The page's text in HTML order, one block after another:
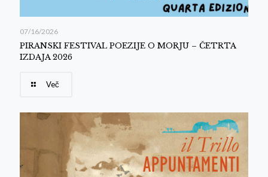
07/16/2026
PIRANSKI FESTIVAL POEZIJE O MORJU – ČETRTA
IZDAJA 2026
Več